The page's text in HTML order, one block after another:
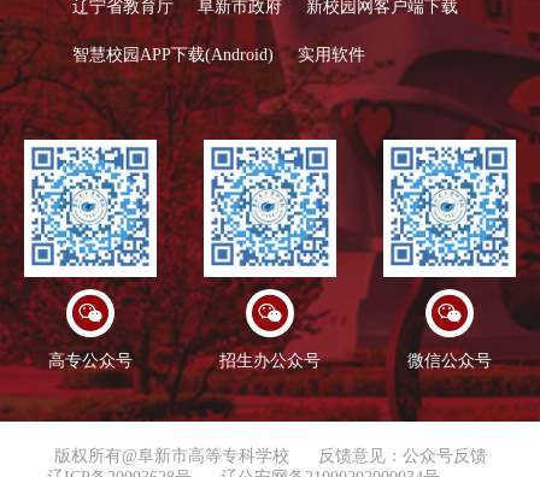
辽宁省教育厅 阜新市政府 新校园网客户端下载
智慧校园APP下载(Android) 实用软件
高专公众号 招生办公众号 微信公众号
版权所有@阜新市高等专科学校
反馈意见：公众号反馈